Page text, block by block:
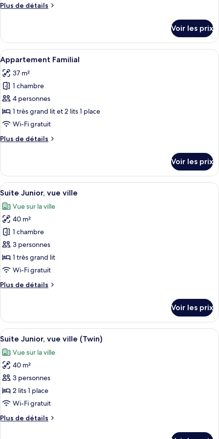
chambre :
Plus de détails
Plus
le
type
de
chambre
Chambre
Triple
Voir les prix
Afficher
toutes
les
photos
pour
ce
type
chambre :
Une chambre d’hôtel avec deux lits,
4
Appartement Familial
37 m²
1 chambre
4 personnes
1 très grand lit et 2 lits 1 place
Wi-Fi gratuit
Plus de détails
Plus
le
type
de
Appartement
Familial
Voir les prix
Afficher
toutes
les
photos
pour
ce
type
de
chambre :
Suite
ville
Une pièce bien éclairée, équipée
7
Suite Junior, vue ville
Vue sur la ville
40 m²
1 chambre
3 personnes
1 très grand lit
Wi-Fi gratuit
Plus de détails
Plus
le
type
de
Suite
Junior,
ville
Voir les prix
Afficher
toutes
les
photos
pour
ce
type
chambre :
Une chambre d’hôtel équipée d’un
8
Suite Junior, vue ville (Twin)
Vue sur la ville
40 m²
3 personnes
2 lits 1 place
Wi-Fi gratuit
Plus de détails
Plus